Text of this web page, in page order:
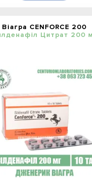
Віагра CENFORCE 200
Цитрат 200